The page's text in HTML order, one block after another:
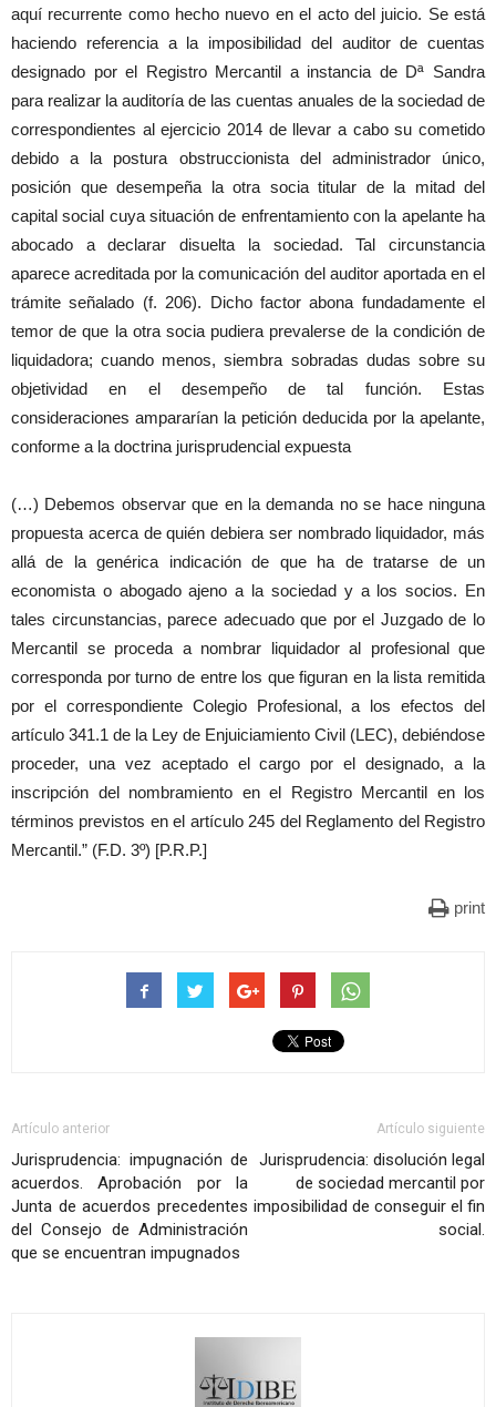
aquí recurrente como hecho nuevo en el acto del juicio. Se está
haciendo referencia a la imposibilidad del auditor de cuentas
designado por el Registro Mercantil a instancia de Dª Sandra
para realizar la auditoría de las cuentas anuales de la sociedad de
correspondientes al ejercicio 2014 de llevar a cabo su cometido
debido a la postura obstruccionista del administrador único,
posición que desempeña la otra socia titular de la mitad del
capital social cuya situación de enfrentamiento con la apelante ha
abocado a declarar disuelta la sociedad. Tal circunstancia
aparece acreditada por la comunicación del auditor aportada en el
trámite señalado (f. 206). Dicho factor abona fundadamente el
temor de que la otra socia pudiera prevalerse de la condición de
liquidadora; cuando menos, siembra sobradas dudas sobre su
objetividad en el desempeño de tal función. Estas
consideraciones ampararían la petición deducida por la apelante,
conforme a la doctrina jurisprudencial expuesta
(…) Debemos observar que en la demanda no se hace ninguna
propuesta acerca de quién debiera ser nombrado liquidador, más
allá de la genérica indicación de que ha de tratarse de un
economista o abogado ajeno a la sociedad y a los socios. En
tales circunstancias, parece adecuado que por el Juzgado de lo
Mercantil se proceda a nombrar liquidador al profesional que
corresponda por turno de entre los que figuran en la lista remitida
por el correspondiente Colegio Profesional, a los efectos del
artículo 341.1 de la Ley de Enjuiciamiento Civil (LEC), debiéndose
proceder, una vez aceptado el cargo por el designado, a la
inscripción del nombramiento en el Registro Mercantil en los
términos previstos en el artículo 245 del Reglamento del Registro
Mercantil.” (F.D. 3º) [P.R.P.]
print
Artículo anterior
Jurisprudencia: impugnación de
acuerdos. Aprobación por la
Junta de acuerdos precedentes
del Consejo de Administración
que se encuentran impugnados
Artículo siguiente
Jurisprudencia: disolución legal
de sociedad mercantil por
imposibilidad de conseguir el fin
social.